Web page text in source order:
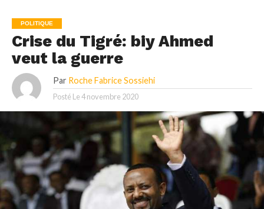
POLITIQUE
Crise du Tigré: biy Ahmed
veut la guerre
Par Roche Fabrice Sossiehi
Posté Le4 novembre 2020